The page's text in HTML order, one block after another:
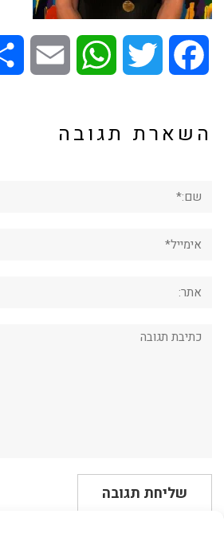
Facebook
Twitter
WhatsApp
Email
השארת תגובה